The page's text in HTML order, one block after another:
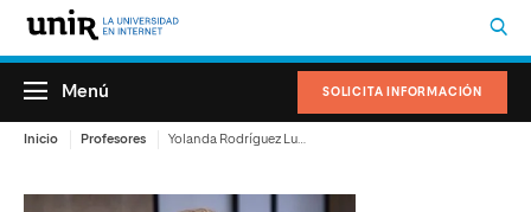
SOLICITA INFORMACIÓN
Menú
Inicio Profesores